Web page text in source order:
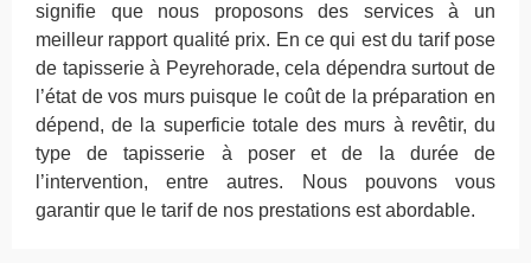
signifie que nous proposons des services à un
meilleur rapport qualité prix. En ce qui est du tarif pose
de tapisserie à Peyrehorade, cela dépendra surtout de
l’état de vos murs puisque le coût de la préparation en
dépend, de la superficie totale des murs à revêtir, du
type de tapisserie à poser et de la durée de
l’intervention, entre autres. Nous pouvons vous
garantir que le tarif de nos prestations est abordable.